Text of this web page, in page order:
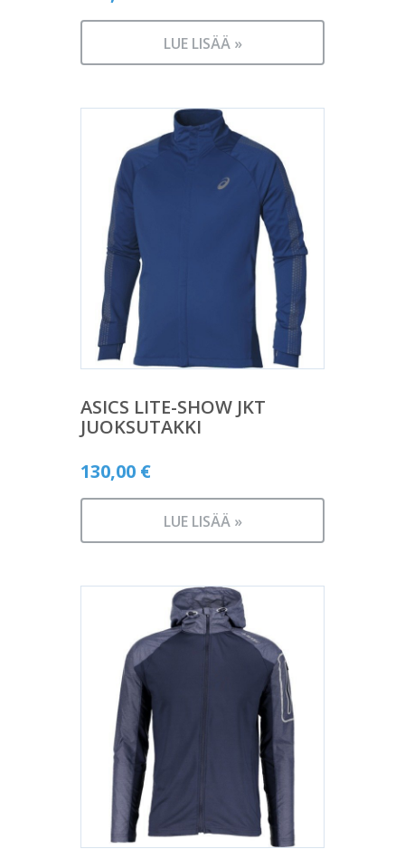
LUE LISÄÄ »
ASICS LITE-SHOW JKT
JUOKSUTAKKI
130,00 €
LUE LISÄÄ »